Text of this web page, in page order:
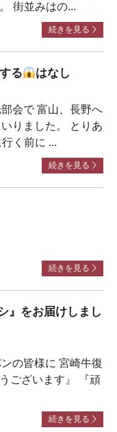
街並みはの...
続きを見る
る はなし
会で 富山、長野へ
りました。 とりあ
く前に ...
続きを見る
続きを見る
』をお届けしまし
の皆様に 宮崎牛復
ございます』 『頑
続きを見る